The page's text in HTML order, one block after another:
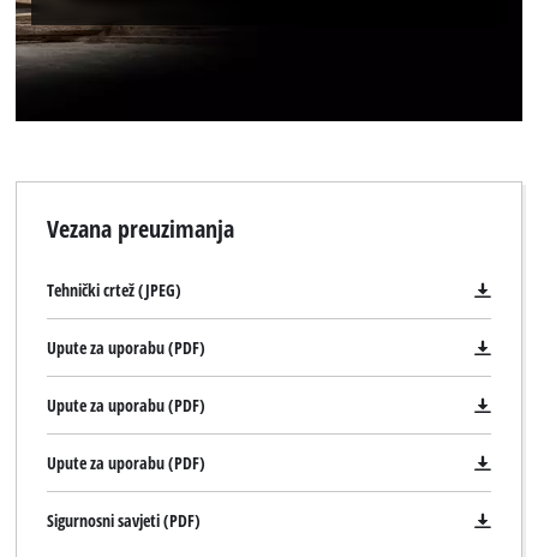
Vezana preuzimanja
Tehnički crtež (JPEG)
Upute za uporabu (PDF)
Upute za uporabu (PDF)
Upute za uporabu (PDF)
Sigurnosni savjeti (PDF)